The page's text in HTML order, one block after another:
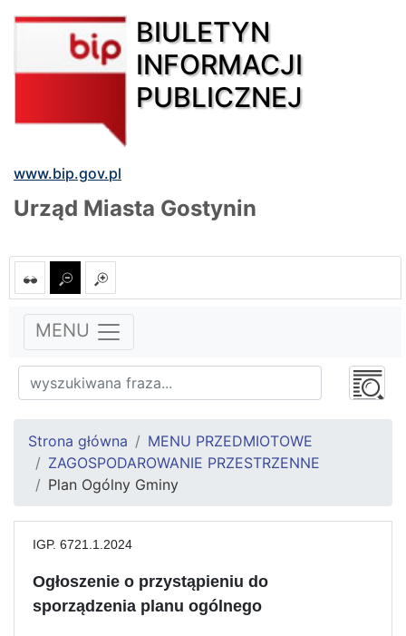
BIULETYN
INFORMACJI
PUBLICZNEJ
www.bip.gov.pl
Urząd Miasta Gostynin
MENU
Strona główna
MENU PRZEDMIOTOWE
ZAGOSPODAROWANIE PRZESTRZENNE
Plan Ogólny Gminy
IGP. 6721.1.2024
Ogłoszenie o przystąpieniu do
sporządzenia planu ogólnego